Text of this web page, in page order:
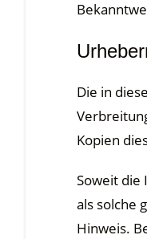
Die in
Kopien
Soweit
als solche
Hinweis.